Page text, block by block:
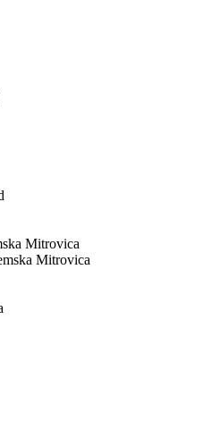
Mitrovica
Mitrovica